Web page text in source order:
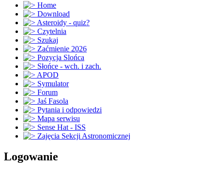
Home
Download
Asteroidy - quiz?
Czytelnia
Szukaj
Zaćmienie 2026
Pozycja Slońca
Słońce - wch. i zach.
APOD
Symulator
Forum
Jaś Fasola
Pytania i odpowiedzi
Mapa serwisu
Sense Hat - ISS
Zajęcia Sekcji Astronomicznej
Logowanie